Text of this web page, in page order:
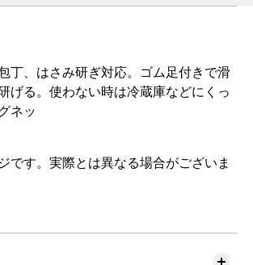
丁、はさみ研ぎ対応。ゴム足付きで滑
げる。使わない時は冷蔵庫などにくっ
ネッ
です。実際とは異なる場合がございま